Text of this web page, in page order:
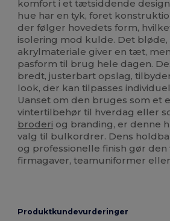
komfort i et tætsiddende
hue har en tyk, foret
der følger hovedets form,
isolering mod kulde. Det bløde,
akrylmateriale giver en tæt,
pasform til brug hele dagen.
bredt, justerbart opslag,
look, der kan tilpasses
Uanset om den bruges som et
vintertilbehør til hverdag eller
broderi og branding, er denne
valg til bulkordrer. Dens
og professionelle finish gør den
firmagaver, teamuniformer
Produktkundevurderinger